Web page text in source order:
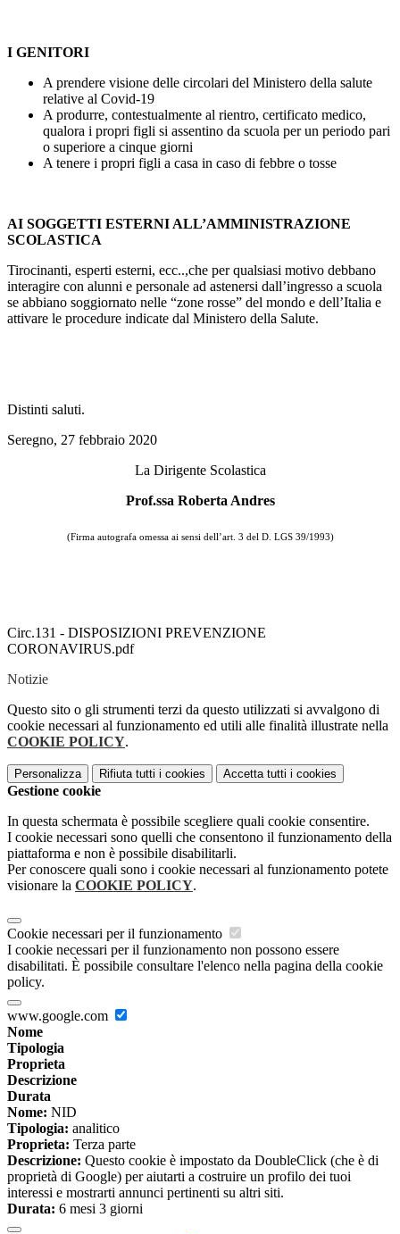
I GENITORI
A prendere visione delle circolari del Ministero della salute
relative al Covid-19
A produrre, contestualmente al rientro, certificato medico,
qualora i propri figli si assentino da scuola per un periodo pari
o superiore a cinque giorni
A tenere i propri figli a casa in caso di febbre o tosse
AI SOGGETTI ESTERNI ALL’AMMINISTRAZIONE
SCOLASTICA
Tirocinanti, esperti esterni, ecc..,che per qualsiasi motivo debbano
interagire con alunni e personale ad astenersi dall’ingresso a scuola
se abbiano soggiornato nelle “zone rosse” del mondo e dell’Italia e
attivare le procedure indicate dal Ministero della Salute.
Distinti saluti.
Seregno, 27 febbraio 2020
La Dirigente Scolastica
Prof.ssa Roberta Andres
(Firma autografa omessa ai sensi dell’art. 3 del D. LGS 39/1993)
Circ.131 - DISPOSIZIONI PREVENZIONE
CORONAVIRUS.pdf
Notizie
Questo sito o gli strumenti terzi da questo utilizzati si avvalgono di
cookie necessari al funzionamento ed utili alle finalità illustrate nella
COOKIE POLICY.
Personalizza Rifiuta tutti i cookies Accetta tutti i cookies
Gestione cookie
In questa schermata è possibile scegliere quali cookie consentire.
I cookie necessari sono quelli che consentono il funzionamento della
piattaforma e non è possibile disabilitarli.
Per conoscere quali sono i cookie necessari al funzionamento potete
visionare la COOKIE POLICY.
Cookie necessari per il funzionamento
I cookie necessari per il funzionamento non possono essere
disabilitati. È possibile consultare l'elenco nella pagina della cookie
policy.
www.google.com
Nome
Tipologia
Proprieta
Descrizione
Durata
Nome: NID
Tipologia: analitico
Proprieta: Terza parte
Descrizione: Questo cookie è impostato da DoubleClick (che è di
proprietà di Google) per aiutarti a costruire un profilo dei tuoi
interessi e mostrarti annunci pertinenti su altri siti.
Durata: 6 mesi 3 giorni